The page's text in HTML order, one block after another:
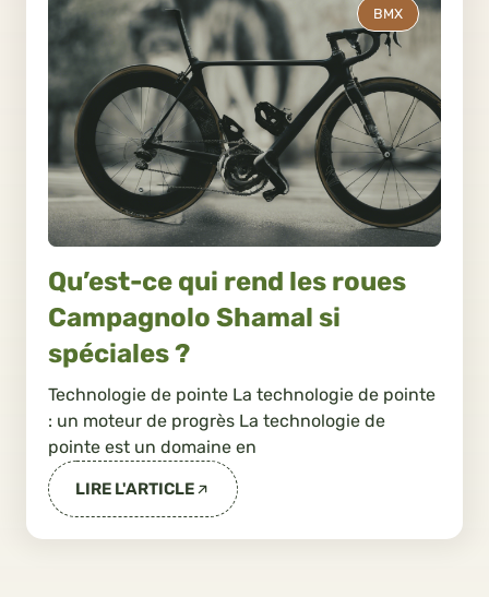
BMX
Qu’est-ce qui rend les roues
Campagnolo Shamal si
spéciales ?
Technologie de pointe La technologie de pointe
: un moteur de progrès La technologie de
pointe est un domaine en
LIRE L'ARTICLE